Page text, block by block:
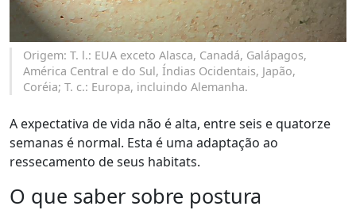
Origem: T. l.: EUA exceto Alasca, Canadá, Galápagos,
América Central e do Sul, Índias Ocidentais, Japão,
Coréia; T. c.: Europa, incluindo Alemanha.
A expectativa de vida não é alta, entre seis e quatorze
semanas é normal. Esta é uma adaptação ao
ressecamento de seus habitats.
O que saber sobre postura